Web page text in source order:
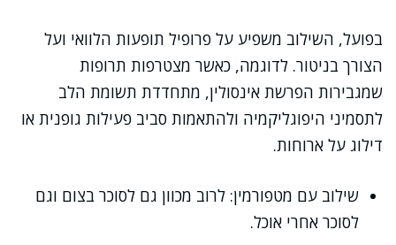
בפועל, השילוב משפיע על פרופיל תופעות הלוואי ועל
הצורך בניטור. לדוגמה, כאשר מצטרפות תרופות
שמגבירות הפרשת אינסולין, מתחדדת תשומת הלב
לתסמיני היפוגליקמיה ולהתאמות סביב פעילות גופנית או
דילוג על ארוחות.
שילוב עם מטפורמין: לרוב מכוון גם לסוכר בצום וגם
לסוכר אחרי אוכל.